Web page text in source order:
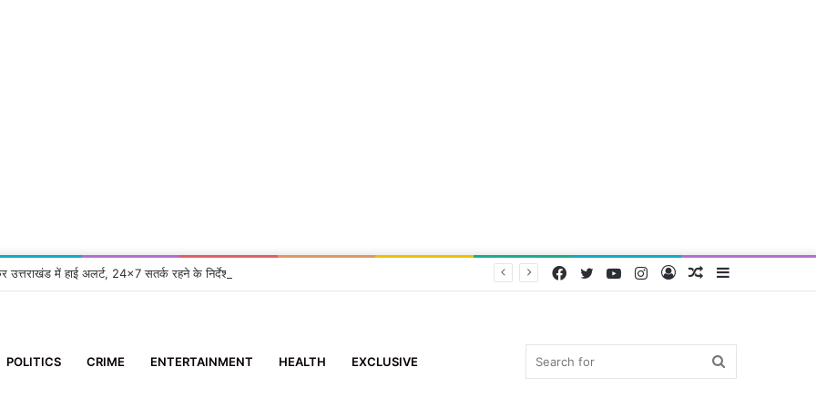
उत्तराखंड में हाई अलर्ट, 24×7 सतर्क रहने के निर्देश
Random
Log
Instagram
YouTube
Twitter
Facebook
POLITICS CRIME ENTERTAINMENT HEALTH EXCLUSIVE